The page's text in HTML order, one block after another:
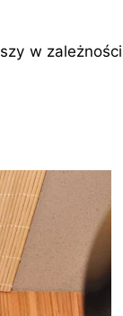
w zależności